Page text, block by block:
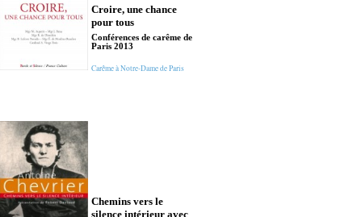
Croire, une chance
pour tous
Conférences de carême de
Paris 2013
Carême à Notre-Dame de Paris
Chemins vers le
silence intérieur avec